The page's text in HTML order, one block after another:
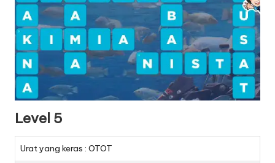
Level 5
Urat yang keras : OTOT